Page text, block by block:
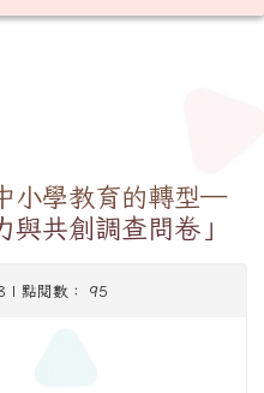
小學教育的轉型─
共創調查問卷」
| 點閱數： 95